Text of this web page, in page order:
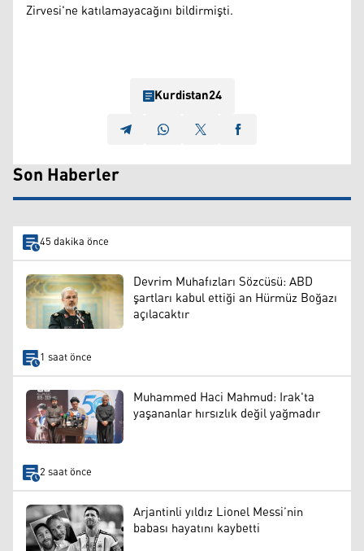
Zirvesi'ne katılamayacağını bildirmişti.
Kurdistan24
Son Haberler
45 dakika önce
Devrim Muhafızları Sözcüsü: ABD
şartları kabul ettiği an Hürmüz Boğazı
açılacaktır
1 saat önce
Muhammed Haci Mahmud: Irak'ta
yaşananlar hırsızlık değil yağmadır
2 saat önce
Arjantinli yıldız Lionel Messi’nin
babası hayatını kaybetti